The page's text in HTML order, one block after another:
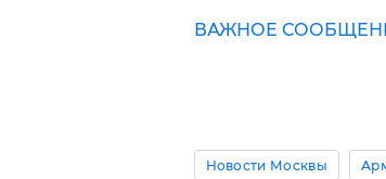
ВАЖНОЕ
Новости Москвы